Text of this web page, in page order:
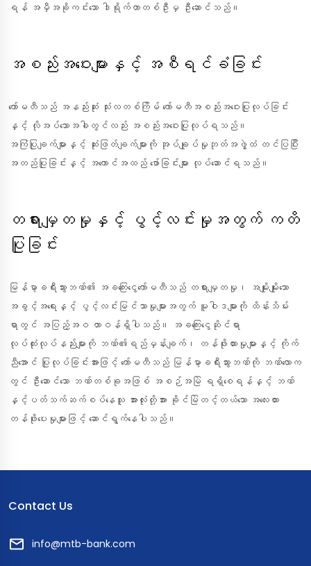
ရန် အမှီအခိုကင်းသော ဒါရိုက်တာတစ်ဦးမှ ဦးဆောင်သည်။
အစည်းအဝေးများနှင့် အစီရင်ခံခြင်း
ကော်မတီသည် အနည်းဆုံး သုံးလတစ်ကြိမ် ကော်မတီအစည်းအဝေးပြုလုပ်ခြင်း
နှင့် လိုအပ်သောအခါတွင်လည်း အစည်းအဝေးပြုလုပ်ရသည်။
အကြံပြုချက်များနှင့် ဆုံးဖြတ်ချက်များကို အုပ်ချုပ်မှုဘုတ်အဖွဲ့ထံ တင်ပြပြီး
အတည်ပြုခြင်းနှင့် အကောင်အထည် ဖော်ခြင်းများ လုပ်ဆောင်ရသည်။
တရားမျှတမှုနှင့် ပွင့်လင်းမှုအတွက် ကတိ
ပြုခြင်း
မြန်မာ့ခရီးသွားဘဏ်၏ အခကြေးငွေကော်မတီသည် တရားမျှတမှု၊ အမျိုးမျိုးသော
အခွင့်အရေးနှင့် ပွင့်လင်းမြင်သာမှုများအတွက် မူဝါဒများကို ထိန်းသိမ်း
ရာတွင် အပြည့်အဝ တာဝန်ရှိပါသည်။ အခကြေးငွေဆိုင်ရာ
လုပ်ထုံးလုပ်နည်းများကို ဘဏ်၏ရည်မှန်းချက်၊ တန်ဖိုးထားမှုများနှင့် ကိုက်
ညီအောင် ပြုလုပ်ခြင်းအားဖြင့် ကော်မတီသည် မြန်မာ့ခရီးသွားဘဏ်ကို ဘဏ်လောက
တွင် ဦးဆောင်သော ဘဏ်တစ်ခုအဖြစ် အစဉ်အမြဲ ရရှိစေရန်နှင့် ဘဏ်
နှင့်ပတ်သက်ဆက်စပ်နေသူ အားလုံးတို့အား ခိုင်မြဲတင့်တယ်သော အလေးထား
တန်ဖိုးပေးမှုများဖြင့် ဆောင်ရွက်နေပါသည်။
Contact Us
info@mtb-bank.com